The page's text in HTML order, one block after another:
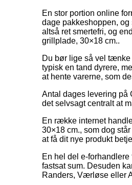
En stor portion online
dage pakkeshoppen, og
altså ret smertefri, og
grillplade, 30×18 cm..
Du bør lige så vel
typisk en tand dyrere,
at hente varerne, som
Antal dages levering på
det selvsagt centralt at
En række internet
30×18 cm., som dog
at få dit nye produkt
En hel del e-
fastsat sum. Desuden
Randers, Værløse eller